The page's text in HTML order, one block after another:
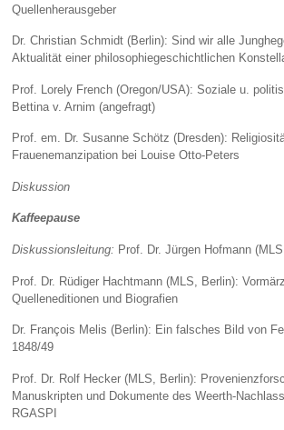
Quellenherausgeber
Dr. Christian Schmidt (Berlin): Sind wir alle
Aktualität einer philosophiegeschichtlichen
Prof. Lorely French (Oregon/USA): Soziale u.
Bettina v. Arnim (angefragt)
Prof. em. Dr. Susanne Schötz (Dresden):
Frauenemanzipation bei Louise Otto-Peters
Diskussion
Kaffeepause
Diskussionsleitung: Prof. Dr. Jürgen Hofmann
Prof. Dr. Rüdiger Hachtmann (MLS, Berlin):
Quelleneditionen und Biografien
Dr. François Melis (Berlin): Ein falsches Bild von
1848/49
Prof. Dr. Rolf Hecker (MLS, Berlin):
Manuskripten und Dokumente des Weerth-
RGASPI